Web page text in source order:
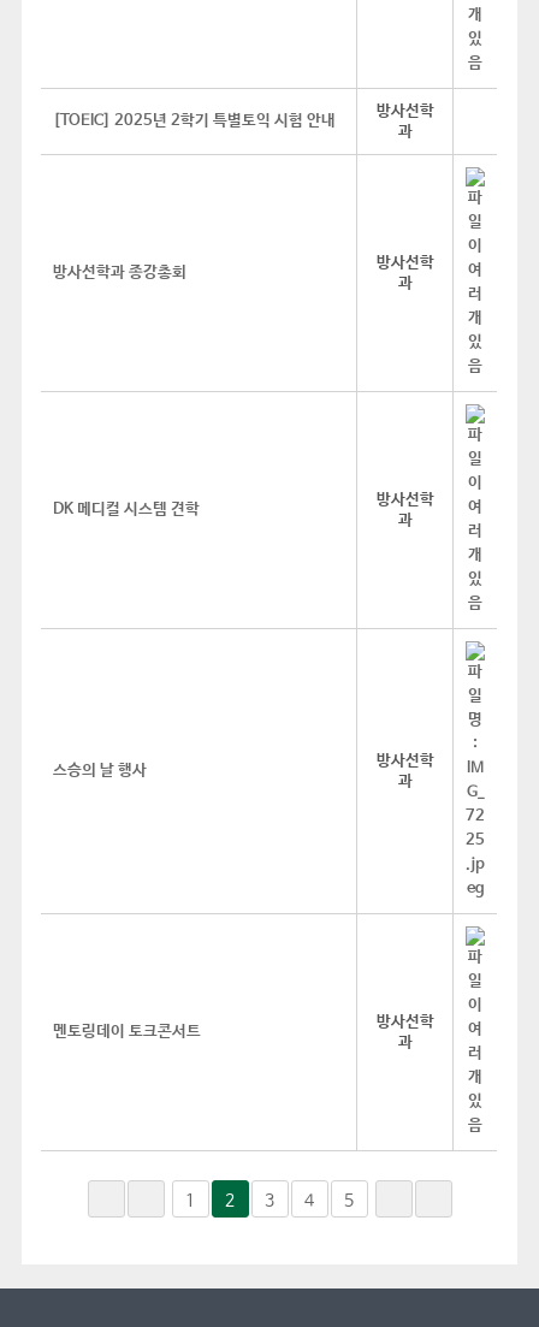
[TOEIC] 2025년 2학기 특별토익 시험 안내
방사선학
과
방사선학과 종강총회
방사선학
과
DK 메디컬 시스템 견학
방사선학
과
스승의 날 행사
방사선학
과
멘토링데이 토크콘서트
방사선학
과
1 2 3 4 5